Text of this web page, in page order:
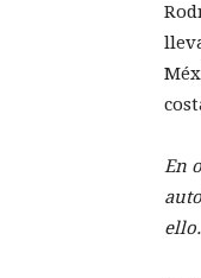
En
ello.